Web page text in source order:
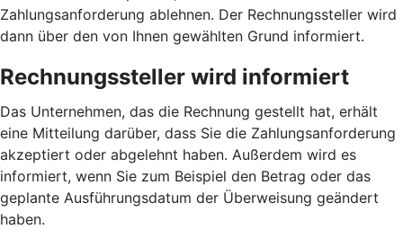
Zahlungsanforderung ablehnen. Der Rechnungssteller wird
dann über den von Ihnen gewählten Grund informiert.
Rechnungssteller wird informiert
Das Unternehmen, das die Rechnung gestellt hat, erhält
eine Mitteilung darüber, dass Sie die Zahlungsanforderung
akzeptiert oder abgelehnt haben. Außerdem wird es
informiert, wenn Sie zum Beispiel den Betrag oder das
geplante Ausführungsdatum der Überweisung geändert
haben.